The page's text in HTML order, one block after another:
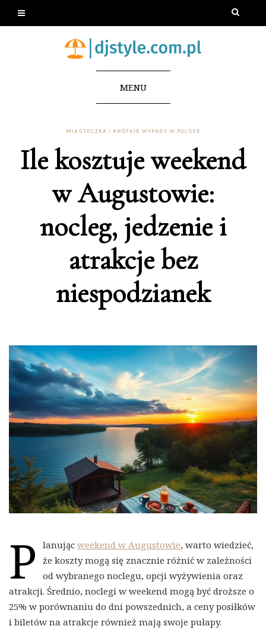
MENU
MIASTECZKA I KRÓTKIE WYPADY W POLSCE
Ile kosztuje weekend
w Augustowie:
nocleg, jedzenie i
atrakcje bez
niespodzianek
P lanując weekend w Augustowie, warto wiedzieć,
że koszty mogą się znacznie różnić w zależności
od wybranego noclegu, opcji wyżywienia oraz
atrakcji. Średnio, noclegi w weekend mogą być droższe o
25% w porównaniu do dni powszednich, a ceny posiłków
i biletów na atrakcje również mają swoje pułapy.